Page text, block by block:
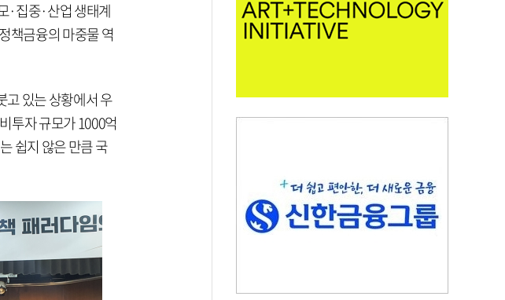
·집중·산업 생태계
책금융의 마중물 역
고 있는 상황에서 우
투자 규모가 1000억
쉽지 않은 만큼 국